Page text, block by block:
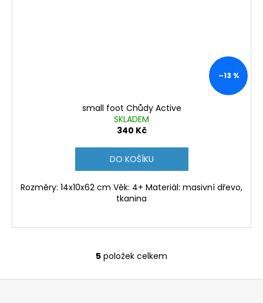
–13 %
small foot Chůdy Active
SKLADEM
340 Kč
DO KOŠÍKU
Rozměry: 14x10x62 cm Věk: 4+ Materiál: masivní dřevo,
tkanina
O
v
5 položek celkem